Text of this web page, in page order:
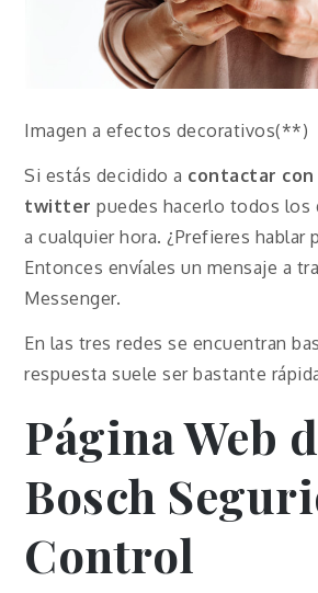
Imagen a efectos decorativos(**)
Si estás decidido a contactar
twitter puedes hacerlo todos los
a cualquier hora. ¿Prefieres hablar
Entonces envíales un mensaje a
Messenger.
En las tres redes se encuentran
respuesta suele ser bastante
Página Web
Bosch
Control